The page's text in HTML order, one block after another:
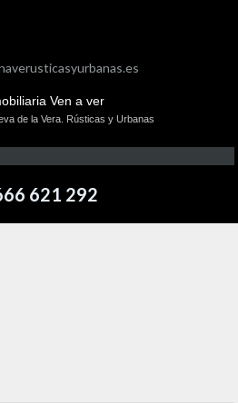
de la Vera. Rústicas y Urbanas
621 292